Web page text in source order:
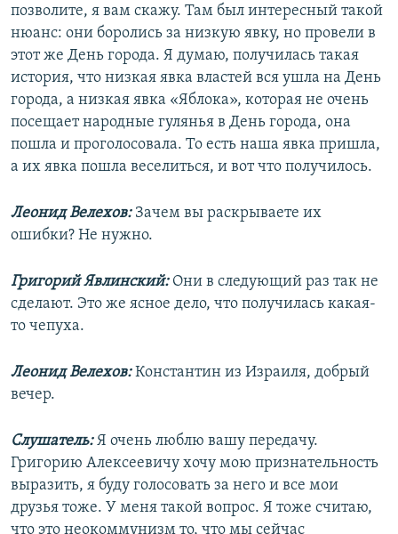
позволите, я вам скажу. Там был интересный такой
нюанс: они боролись за низкую явку, но провели в
этот же День города. Я думаю, получилась такая
история, что низкая явка властей вся ушла на День
города, а низкая явка «Яблока», которая не очень
посещает народные гулянья в День города, она
пошла и проголосовала. То есть наша явка пришла,
а их явка пошла веселиться, и вот что получилось.
Леонид Велехов:Зачем вы раскрываете их
ошибки? Не нужно.
Григорий Явлинский: Они в следующий раз так не
сделают. Это же ясное дело, что получилась какая-
то чепуха.
Леонид Велехов:Константин из Израиля, добрый
вечер.
Слушатель:Я очень люблю вашу передачу.
Григорию Алексеевичу хочу мою признательность
выразить, я буду голосовать за него и все мои
друзья тоже. У меня такой вопрос. Я тоже считаю,
что это неокоммунизм то, что мы сейчас